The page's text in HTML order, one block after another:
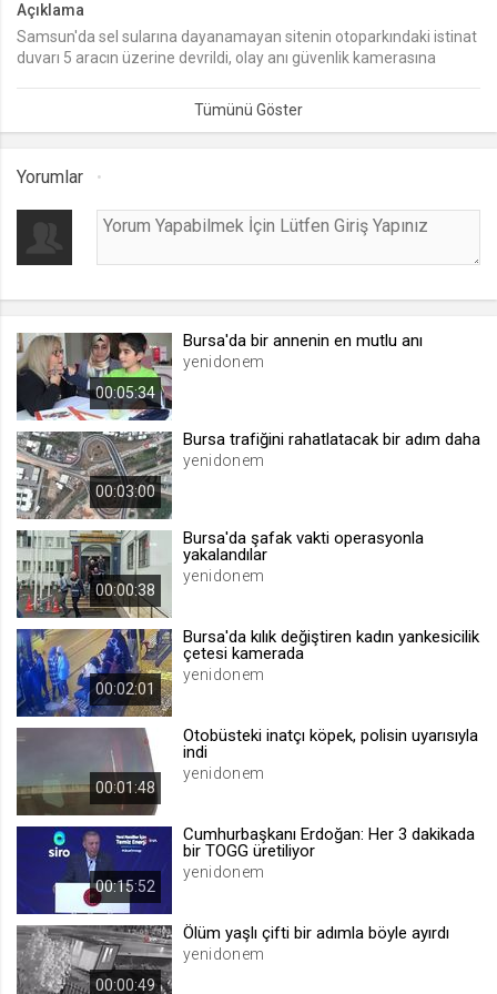
lang
.web.tv
Seçilen dil tercihini tutmak
.web.tv
[hash]
.web.tv
Site içeriği önerme
1 yıl
voteLike*
.web.tv
.web.tv
İsimsiz ziyaretçi için site içeriği
Açıklama
Samsun'da sel sularına dayanamayan sitenin otoparkındaki istinat
duvarı 5 aracın üzerine devrildi, olay anı güvenlik kamerasına
Yorumlar
00:05:34
Bursa'da bir annenin en mutlu anı
yenidonem
00:03:00
Bursa trafiğini rahatlatacak bir adım daha
yenidonem
00:00:38
Bursa'da şafak vakti operasyonla
yakalandılar
yenidonem
00:02:01
Bursa'da kılık değiştiren kadın yankesicilik
çetesi kamerada
yenidonem
00:01:48
Otobüsteki inatçı köpek, polisin uyarısıyla
indi
yenidonem
00:15:52
Cumhurbaşkanı Erdoğan: Her 3 dakikada
bir TOGG üretiliyor
yenidonem
00:00:49
Ölüm yaşlı çifti bir adımla böyle ayırdı
yenidonem